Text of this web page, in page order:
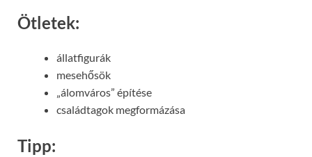
Ötletek:
állatfigurák
mesehősök
„álomváros” építése
családtagok megformázása
Tipp: